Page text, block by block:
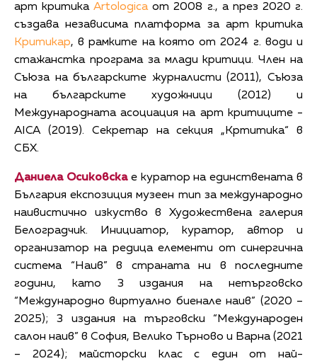
арт критикаArtologicaот 2008 г., а през 2020 г.
създава независима платформа за арт критика
Критикар, в рамките на която от 2024 г. води и
стажанстка програма за млади критици. Член на
Съюза на българските журналисти (2011), Съюза
на българските художници (2012) и
Международната асоциация на арт критиците -
AICA (2019). Секретар на секция „Кртитика“ в
СБХ.
Даниела Осиковскае куратор на единствената в
България експозиция музеен тип за международно
наивистично изкуство в Художествена галерия
Белоградчик. Инициатор, куратор, автор и
организатор на редица елементи от синергична
система “Наив” в страната ни в последните
години, като 3 издания на нетърговско
“Международно виртуално биенале наив” (2020 –
2025); 3 издания на търговски “Международен
салон наив” в София, Велико Търново и Варна (2021
– 2024); майсторски клас с един от най-